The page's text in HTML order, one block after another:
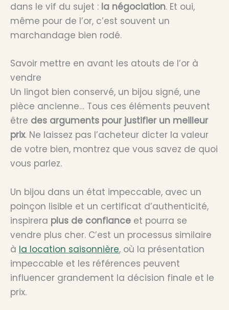
dans le vif du sujet : la négociation. Et oui,
même pour de l’or, c’est souvent un
marchandage bien rodé.
Savoir mettre en avant les atouts de l’or à
vendre
Un lingot bien conservé, un bijou signé, une
pièce ancienne… Tous ces éléments peuvent
être des arguments pour justifier un meilleur
prix. Ne laissez pas l’acheteur dicter la valeur
de votre bien, montrez que vous savez de quoi
vous parlez.
Un bijou dans un état impeccable, avec un
poinçon lisible et un certificat d’authenticité,
inspirera plus de confiance et pourra se
vendre plus cher. C’est un processus similaire
à la location saisonnière, où la présentation
impeccable et les références peuvent
influencer grandement la décision finale et le
prix.